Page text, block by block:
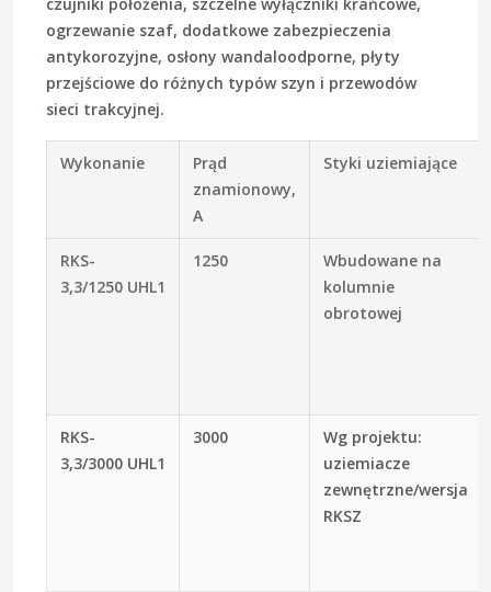
ogrzewanie szaf, dodatkowe zabezpieczenia
antykorozyjne, osłony wandaloodporne, płyty
przejściowe do różnych typów szyn i przewodów
sieci trakcyjnej.
Wykonanie
Prąd
znamionowy,
A
Styki uziemiające
RKS-
3,3/1250 UHL1
1250
Wbudowane na
kolumnie
obrotowej
RKS-
3,3/3000 UHL1
3000
Wg projektu:
uziemiacze
zewnętrzne/wersja
RKSZ